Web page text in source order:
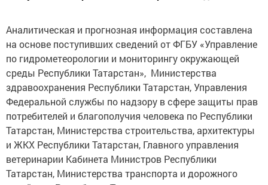
Аналитическая и прогнозная информация составлена
на основе поступивших сведений от ФГБУ «Управление
по гидрометеорологии и мониторингу окружающей
среды Республики Татарстан», Министерства
здравоохранения Республики Татарстан, Управления
Федеральной службы по надзору в сфере защиты прав
потребителей и благополучия человека по Республики
Татарстан, Министерства строительства, архитектуры
и ЖКХ Республики Татарстан, Главного управления
ветеринарии Кабинета Министров Республики
Татарстан, Министерства транспорта и дорожного